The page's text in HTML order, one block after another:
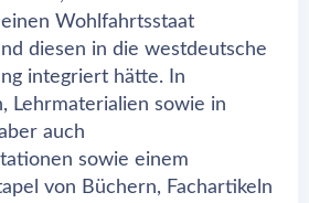
Wohlfahrtsstaat
diesen in die westdeutsche
integriert hätte. In
Lehrmaterialien sowie in
auch
sowie einem
von Büchern, Fachartikeln